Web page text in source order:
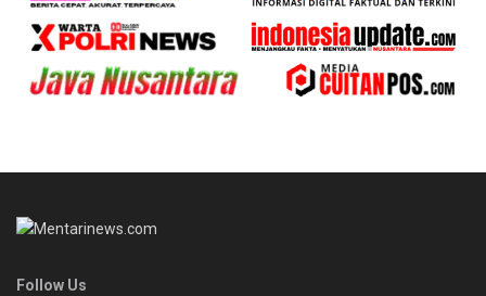
Follow Us